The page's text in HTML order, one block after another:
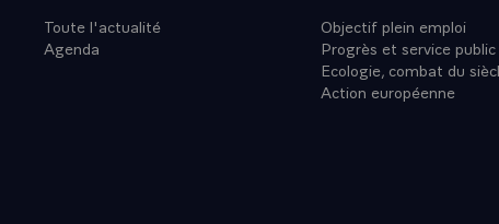
Toute l'actualité
Agenda
Objectif plein emploi
Progrès et service public
Ecologie, combat du
Action européenne